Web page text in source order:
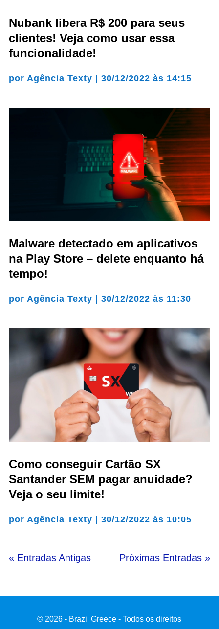
Nubank libera R$ 200 para seus
clientes! Veja como usar essa
funcionalidade!
por Agência Texty | 30/12/2022 às 14:15
Malware detectado em aplicativos
na Play Store – delete enquanto há
tempo!
por Agência Texty | 30/12/2022 às 11:30
Como conseguir Cartão SX
Santander SEM pagar anuidade?
Veja o seu limite!
por Agência Texty | 30/12/2022 às 10:05
« Entradas Antigas Próximas Entradas »
© 2026 - Brazil Greece - Todos os direitos